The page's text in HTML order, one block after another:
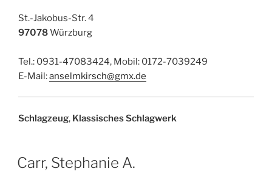
St.-Jakobus-Str. 4
97078Würzburg
Tel.: 0931-47083424, Mobil: 0172-7039249
E-Mail:anselmkirsch@gmx.de
Schlagzeug, Klassisches Schlagwerk
Carr, Stephanie A.